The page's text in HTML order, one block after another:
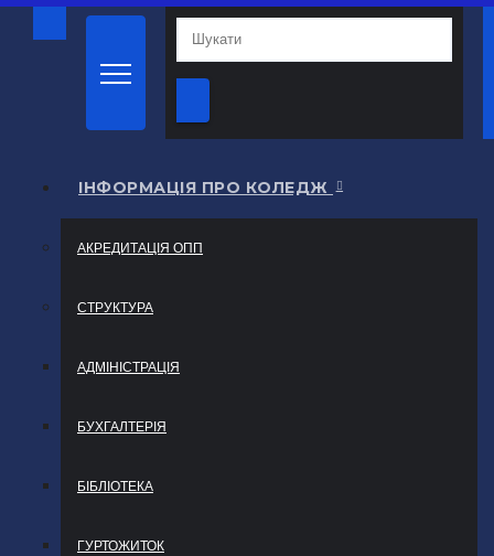
ІНФОРМАЦІЯ ПРО КОЛЕДЖ
АКРЕДИТАЦІЯ ОПП
СТРУКТУРА
АДМІНІСТРАЦІЯ
БУХГАЛТЕРІЯ
БІБЛІОТЕКА
ГУРТОЖИТОК